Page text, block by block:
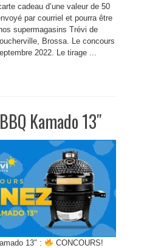
cadeau d’une valeur de 50
par courriel et pourra être
supermagasins Trévi de
Brossa. Le concours
2022. Le tirage ...
Kamado 13″
13″ :
CONCOURS!